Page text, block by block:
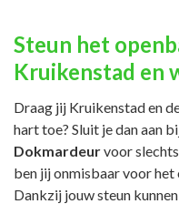
Steun het
Kruikenstad en
Draag jij Kruikenstad en
hart toe? Sluit je dan aan
Dokmardeurvoor slechts
ben jij onmisbaar voor
Dankzij jouw steun